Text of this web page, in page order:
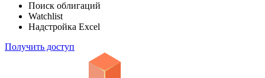
Поиск облигаций
Watchlist
Надстройка Excel
Получить доступ